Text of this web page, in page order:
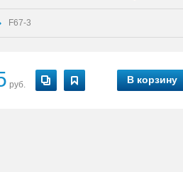
F67-3
руб. В корзину